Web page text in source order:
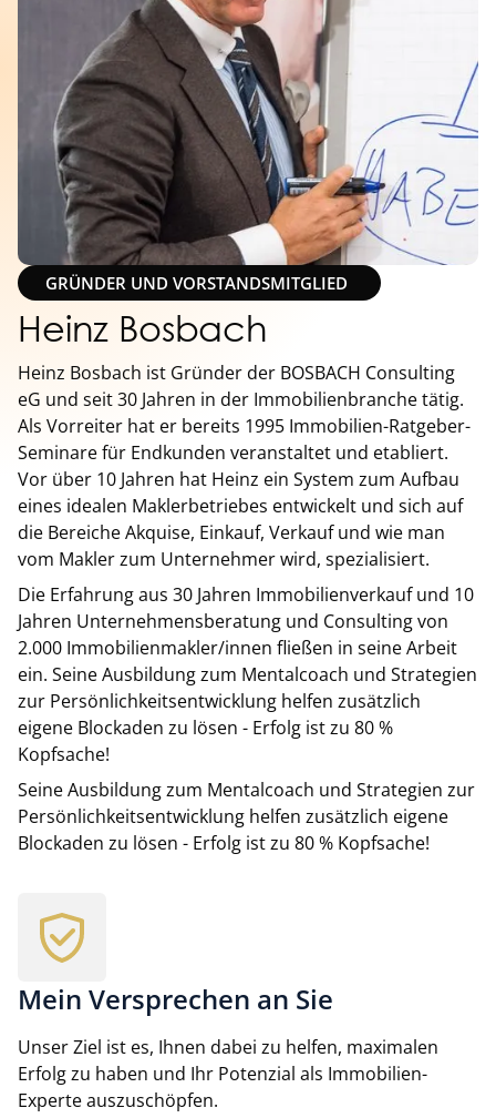
GRÜNDER UND VORSTANDSMITGLIED
Heinz Bosbach
Heinz Bosbach ist Gründer der BOSBACH Consulting
eG und seit 30 Jahren in der Immobilienbranche tätig.
Als Vorreiter hat er bereits 1995 Immobilien-Ratgeber-
Seminare für Endkunden veranstaltet und etabliert.
Vor über 10 Jahren hat Heinz ein System zum Aufbau
eines idealen Maklerbetriebes entwickelt und sich auf
die Bereiche Akquise, Einkauf, Verkauf und wie man
vom Makler zum Unternehmer wird, spezialisiert.
Die Erfahrung aus 30 Jahren Immobilienverkauf und 10
Jahren Unternehmensberatung und Consulting von
2.000 Immobilienmakler/innen fließen in seine Arbeit
ein. Seine Ausbildung zum Mentalcoach und Strategien
zur Persönlichkeitsentwicklung helfen zusätzlich
eigene Blockaden zu lösen - Erfolg ist zu 80 %
Kopfsache!
Seine Ausbildung zum Mentalcoach und Strategien zur
Persönlichkeitsentwicklung helfen zusätzlich eigene
Blockaden zu lösen - Erfolg ist zu 80 % Kopfsache!
Mein Versprechen an Sie
Unser Ziel ist es, Ihnen dabei zu helfen, maximalen
Erfolg zu haben und Ihr Potenzial als Immobilien-
Experte auszuschöpfen.